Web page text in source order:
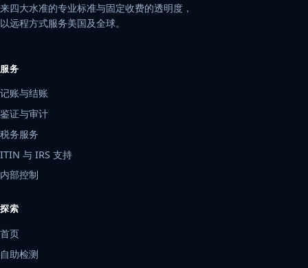
来四大水准的专业标准与固定收费的透明度，
以远程方式服务美国及全球。
服务
记账与结账
鉴证与审计
税务服务
ITIN 与 IRS 支持
内部控制
探索
首页
自助检测